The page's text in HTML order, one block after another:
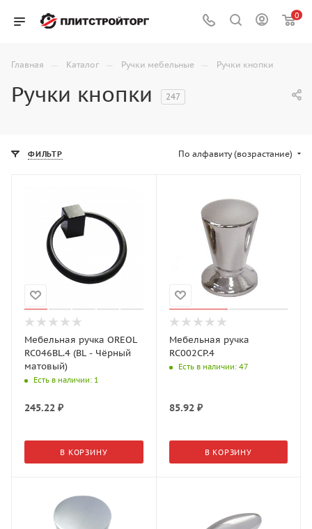
0
Главная — Каталог — Ручки мебельные — Ручки кнопки
Ручки кнопки 247
ФИЛЬТР По алфавиту (возрастание)
Мебельная ручка OREOL
RC046BL.4 (BL - Чёрный
матовый)
Есть в наличии: 1
245.22 ₽
В КОРЗИНУ
Мебельная ручка
RC002CP.4
Есть в наличии: 47
85.92₽
В КОРЗИНУ